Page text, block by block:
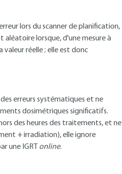
lors du scanner de planification,
aléatoire lorsque, d'une mesure à
réelle ; elle est donc
erreurs systématiques et ne
dosimétriques significatifs.
des heures des traitements, et ne
+ irradiation), elle ignore
une IGRT online.